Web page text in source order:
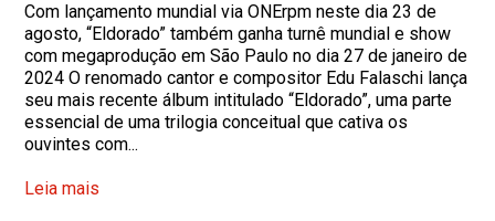
Com lançamento mundial via ONErpm neste dia 23 de
agosto, “Eldorado” também ganha turnê mundial e show
com megaprodução em São Paulo no dia 27 de janeiro de
2024 O renomado cantor e compositor Edu Falaschi lança
seu mais recente álbum intitulado “Eldorado”, uma parte
essencial de uma trilogia conceitual que cativa os
ouvintes com...
Leia mais